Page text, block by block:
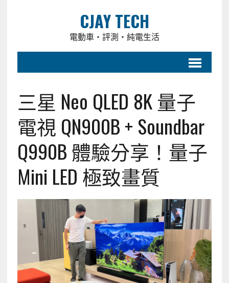
CJAY TECH
電動車・評測・純電生活
三星 Neo QLED 8K 量子
電視 QN900B + Soundbar
Q990B 體驗分享！量子
Mini LED 極致畫質